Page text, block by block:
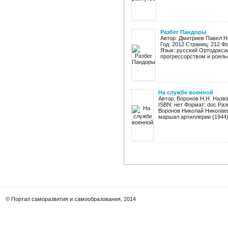
Разбег Пандоры
Автор: Дмитриев Павел
Год: 2012 Страниц: 212
Язык: русский
прогрессорством и
На службе военной
Автор: Воронов Н.Н.
ISBN: нет Формат: doc
Воронов Николай
маршал артиллерии
© Портал саморазвития и самообразования, 2014